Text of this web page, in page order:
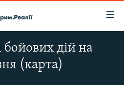
бойових дій на
(карта)